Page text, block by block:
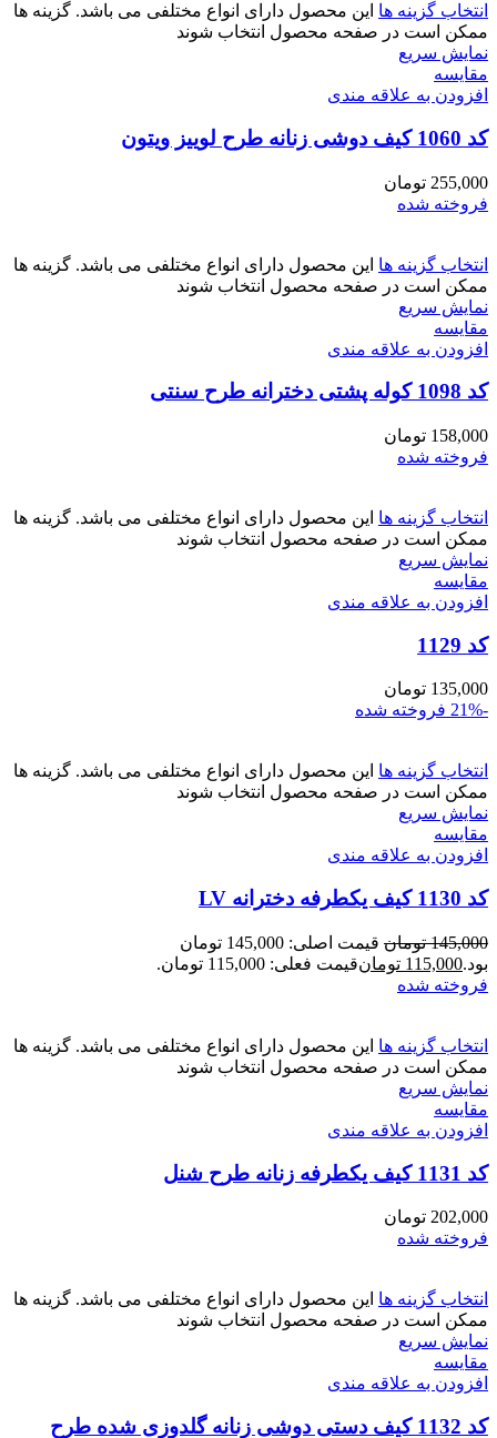
انتخاب گزینه ها این محصول دارای انواع مختلفی می باشد. گزینه ها
ممکن است در صفحه محصول انتخاب شوند
نمایش سریع
مقايسه
افزودن به علاقه مندی
کد 1060 کیف دوشی زنانه طرح لوییز ویتون
255,000 تومان
فروخته شده
انتخاب گزینه ها این محصول دارای انواع مختلفی می باشد. گزینه ها
ممکن است در صفحه محصول انتخاب شوند
نمایش سریع
مقايسه
افزودن به علاقه مندی
کد 1098 کوله پشتی دخترانه طرح سنتی
158,000 تومان
فروخته شده
انتخاب گزینه ها این محصول دارای انواع مختلفی می باشد. گزینه ها
ممکن است در صفحه محصول انتخاب شوند
نمایش سریع
مقايسه
افزودن به علاقه مندی
کد 1129
135,000 تومان
-21%
فروخته شده
انتخاب گزینه ها این محصول دارای انواع مختلفی می باشد. گزینه ها
ممکن است در صفحه محصول انتخاب شوند
نمایش سریع
مقايسه
افزودن به علاقه مندی
کد 1130 کیف یکطرفه دخترانه LV
145,000 تومان
قیمت اصلی: 145,000 تومان
بود.115,000 تومانقیمت فعلی: 115,000 تومان.
فروخته شده
انتخاب گزینه ها این محصول دارای انواع مختلفی می باشد. گزینه ها
ممکن است در صفحه محصول انتخاب شوند
نمایش سریع
مقايسه
افزودن به علاقه مندی
کد 1131 کیف یکطرفه زنانه طرح شنل
202,000 تومان
فروخته شده
انتخاب گزینه ها این محصول دارای انواع مختلفی می باشد. گزینه ها
ممکن است در صفحه محصول انتخاب شوند
نمایش سریع
مقايسه
افزودن به علاقه مندی
کد 1132 کیف دستی دوشی زنانه گلدوزی شده طرح